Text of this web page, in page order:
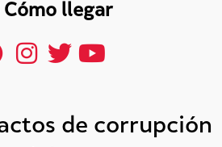
Cómo llegar
de corrupción